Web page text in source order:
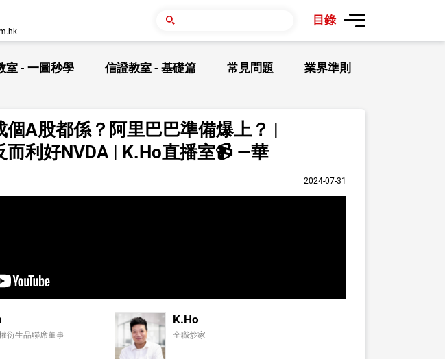
目錄
室 - 一圖秒學 信證教室 - 基礎篇 常見問題 業界準則
個A股都係？阿里巴巴準備爆上？ |
而利好NVDA | K.Ho直播室📹 —華
2024-07-31
衍生品聯席董事
K.Ho
全職炒家